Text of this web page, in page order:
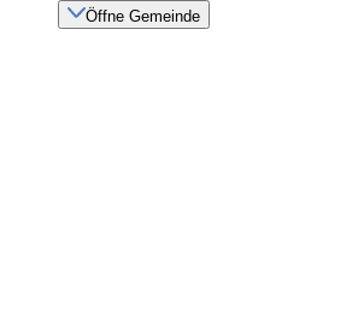
Öffne Gemeinde